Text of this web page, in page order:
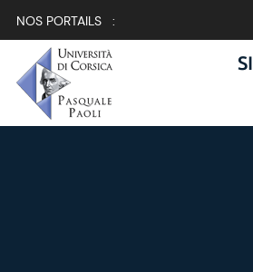
NOS PORTAILS :